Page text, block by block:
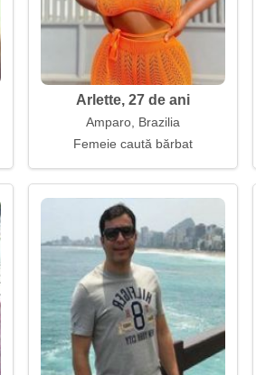
Arlette, 27 de ani
Amparo, Brazilia
Femeie caută bărbat